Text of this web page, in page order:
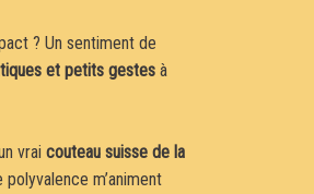
? Un sentiment de
et petits gestesà
vrai couteau suisse de la
m’animent